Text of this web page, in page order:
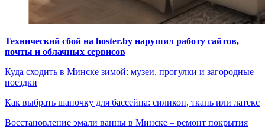
Технический сбой на hoster.by нарушил работу сайтов,
почты и облачных сервисов
Куда сходить в Минске зимой: музеи, прогулки и загородные
поездки
Как выбрать шапочку для бассейна: силикон, ткань или латекс
Восстановление эмали ванны в Минске – ремонт покрытия